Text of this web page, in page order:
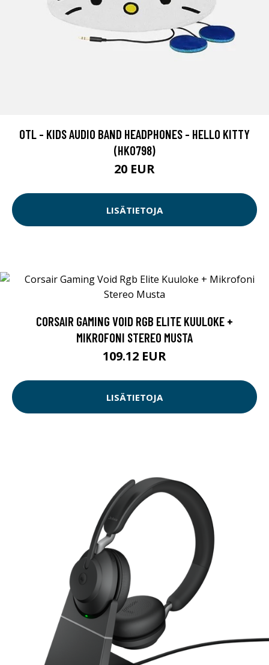
OTL - KIDS AUDIO BAND HEADPHONES - HELLO KITTY
(HK0798)
20 EUR
LISÄTIETOJA
CORSAIR GAMING VOID RGB ELITE KUULOKE +
MIKROFONI STEREO MUSTA
109.12 EUR
LISÄTIETOJA